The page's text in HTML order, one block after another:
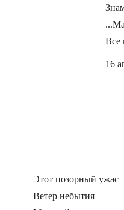
Все
16
Этот позорный ужас
Ветер небытия